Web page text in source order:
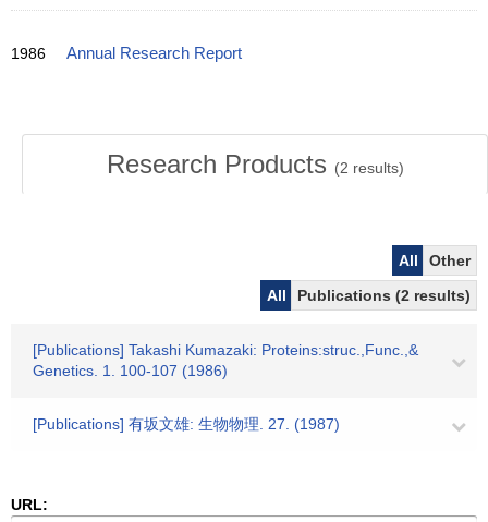
1986 Annual Research Report
Research Products (2 results)
All
Other
All
Publications (2 results)
[Publications] Takashi Kumazaki: Proteins:struc.,Func.,&
Genetics. 1. 100-107 (1986)
[Publications] 有坂文雄: 生物物理. 27. (1987)
URL: